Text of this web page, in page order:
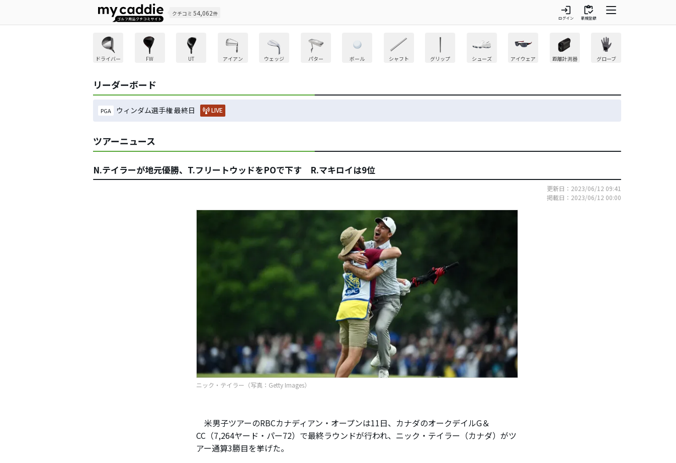
クチコミ 54,062件 login
ログイン
inventory
新規登録
ドライバー FW UT アイアン ウェッジ パター ボール シャフト グリップ シューズ アイウェア 距離計測器 グローブ
リーダーボード
PGA ウィンダム選手権 最終日 LIVE
ツアーニュース
N.テイラーが地元優勝、T.フリートウッドをPOで下す R.マキロイは9位
更新日：2023/06/12 09:41
掲載日：2023/06/12 00:00
ニック・テイラー（写真：Getty Images）
米男子ツアーのRBCカナディアン・オープンは11日、カナダのオークデイルG＆
CC（7,264ヤード・パー72）で最終ラウンドが行われ、ニック・テイラー（カナダ）がツ
アー通算3勝目を挙げた。